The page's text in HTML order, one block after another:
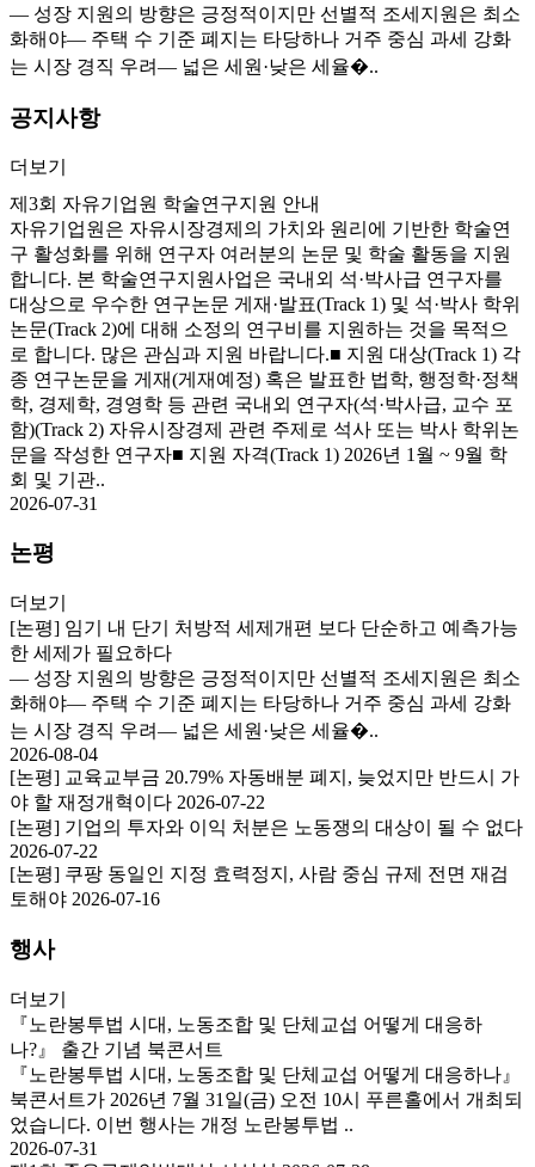
— 성장 지원의 방향은 긍정적이지만 선별적 조세지원은 최소
화해야— 주택 수 기준 폐지는 타당하나 거주 중심 과세 강화
는 시장 경직 우려— 넓은 세원·낮은 세율�..
공지사항
더보기
제3회 자유기업원 학술연구지원 안내
자유기업원은 자유시장경제의 가치와 원리에 기반한 학술연
구 활성화를 위해 연구자 여러분의 논문 및 학술 활동을 지원
합니다. 본 학술연구지원사업은 국내외 석·박사급 연구자를
대상으로 우수한 연구논문 게재·발표(Track 1) 및 석·박사 학위
논문(Track 2)에 대해 소정의 연구비를 지원하는 것을 목적으
로 합니다. 많은 관심과 지원 바랍니다.■ 지원 대상(Track 1) 각
종 연구논문을 게재(게재예정) 혹은 발표한 법학, 행정학·정책
학, 경제학, 경영학 등 관련 국내외 연구자(석·박사급, 교수 포
함)(Track 2) 자유시장경제 관련 주제로 석사 또는 박사 학위논
문을 작성한 연구자■ 지원 자격(Track 1) 2026년 1월 ~ 9월 학
회 및 기관..
2026-07-31
논평
더보기
[논평] 임기 내 단기 처방적 세제개편 보다 단순하고 예측가능
한 세제가 필요하다
— 성장 지원의 방향은 긍정적이지만 선별적 조세지원은 최소
화해야— 주택 수 기준 폐지는 타당하나 거주 중심 과세 강화
는 시장 경직 우려— 넓은 세원·낮은 세율�..
2026-08-04
[논평] 교육교부금 20.79% 자동배분 폐지, 늦었지만 반드시 가
야 할 재정개혁이다 2026-07-22
[논평] 기업의 투자와 이익 처분은 노동쟁의 대상이 될 수 없다
2026-07-22
[논평] 쿠팡 동일인 지정 효력정지, 사람 중심 규제 전면 재검
토해야 2026-07-16
행사
더보기
『노란봉투법 시대, 노동조합 및 단체교섭 어떻게 대응하
나?』 출간 기념 북콘서트
『노란봉투법 시대, 노동조합 및 단체교섭 어떻게 대응하나』
북콘서트가 2026년 7월 31일(금) 오전 10시 푸른홀에서 개최되
었습니다. 이번 행사는 개정 노란봉투법 ..
2026-07-31